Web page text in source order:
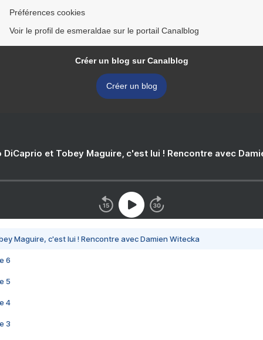
Préférences cookies
Voir le profil de esmeraldae sur le portail Canalblog
Créer un blog sur Canalblog
Créer un blog
DiCaprio et Tobey Maguire, c'est lui ! Rencontre avec
Maguire, c'est lui ! Rencontre avec Damien Witecka
6
5
4
3